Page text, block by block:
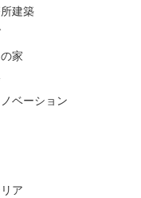
建築
家
ベーション
ア